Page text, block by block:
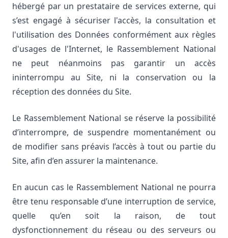
hébergé par un prestataire de services externe, qui
s’est engagé à sécuriser l'accès, la consultation et
l'utilisation des Données conformément aux règles
d'usages de l'Internet, le Rassemblement National
ne peut néanmoins pas garantir un accès
ininterrompu au Site, ni la conservation ou la
réception des données du Site.
Le Rassemblement National se réserve la possibilité
d’interrompre, de suspendre momentanément ou
de modifier sans préavis l’accès à tout ou partie du
Site, afin d’en assurer la maintenance.
En aucun cas le Rassemblement National ne pourra
être tenu responsable d’une interruption de service,
quelle qu’en soit la raison, de tout
dysfonctionnement du réseau ou des serveurs ou